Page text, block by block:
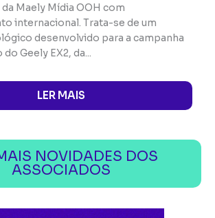
Maely Mídia OOH com
internacional. Trata-se de um
desenvolvido para a campanha
Geely EX2, da...
LER MAIS
NOVIDADES DOS
ASSOCIADOS